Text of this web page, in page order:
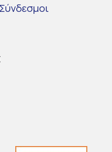
Σύνδεσμοι